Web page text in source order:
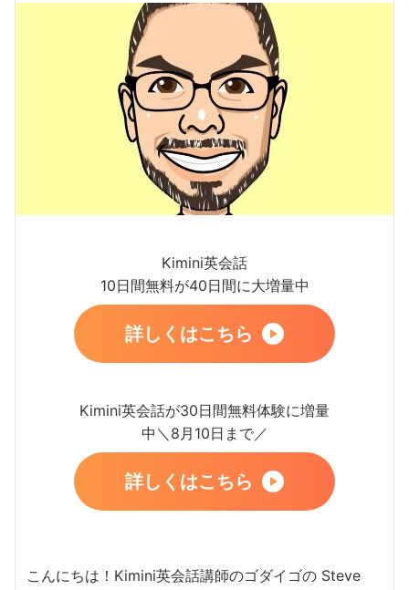
Kimini英会話
10日間無料が40日間に大増量中
詳しくはこちら
Kimini英会話が30日間無料体験に増量
中＼8月10日まで／
詳しくはこちら
こんにちは！Kimini英会話講師のゴダイゴの Steve